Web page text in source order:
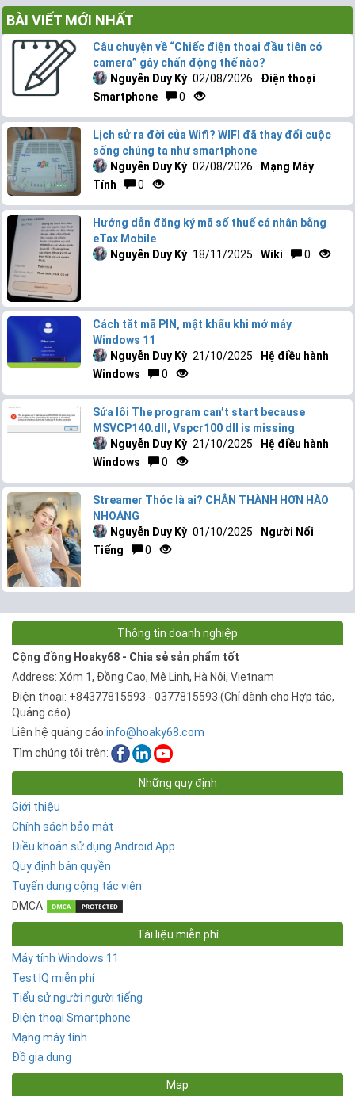
BÀI VIẾT MỚI NHẤT
Câu chuyện về “Chiếc điện thoại đầu tiên có
camera” gây chấn động thế nào?
Nguyễn Duy Kỳ 02/08/2026
Điện thoại
Smartphone
0
Lịch sử ra đời của Wifi? WIFI đã thay đổi cuộc
sống chúng ta như smartphone
Nguyễn Duy Kỳ 02/08/2026
Mạng Máy
Tính
0
Hướng dẫn đăng ký mã số thuế cá nhân bằng
eTax Mobile
Nguyễn Duy Kỳ 18/11/2025 Wiki 0
Cách tắt mã PIN, mật khẩu khi mở máy
Windows 11
Nguyễn Duy Kỳ 21/10/2025
Hệ điều hành
Windows
0
Sửa lỗi The program can’t start because
MSVCP140.dll, Vspcr100 dll is missing
Nguyễn Duy Kỳ 21/10/2025
Hệ điều hành
Windows
0
Streamer Thóc là ai? CHÂN THÀNH HƠN HÀO
NHOÁNG
Nguyễn Duy Kỳ 01/10/2025
Người Nổi
Tiếng
0
Thông tin doanh nghiệp
Cộng đồng Hoaky68 - Chia sẻ sản phẩm tốt
Address: Xóm 1, Đồng Cao, Mê Linh, Hà Nội, Vietnam
Điện thoại: +84377815593 - 0377815593 (Chỉ dành cho Hợp tác,
Quảng cáo)
Liên hệ quảng cáo:info@hoaky68.com
Tìm chúng tôi trên:
Những quy định
Giới thiệu
Chính sách bảo mật
Điều khoản sử dụng Android App
Quy định bản quyền
Tuyển dụng cộng tác viên
DMCA
Tài liệu miễn phí
Máy tính Windows 11
Test IQ miễn phí
Tiểu sử người người tiếng
Điện thoại Smartphone
Mạng máy tính
Đồ gia dụng
Map